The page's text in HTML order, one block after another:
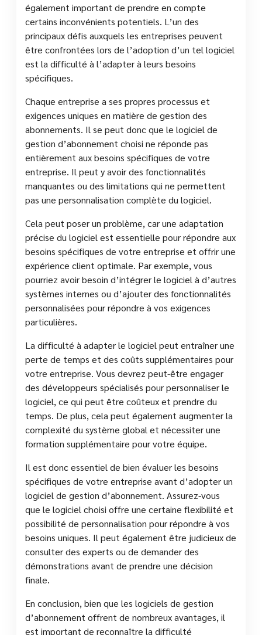
également important de prendre en compte
certains inconvénients potentiels. L’un des
principaux défis auxquels les entreprises peuvent
être confrontées lors de l’adoption d’un tel logiciel
est la difficulté à l’adapter à leurs besoins
spécifiques.
Chaque entreprise a ses propres processus et
exigences uniques en matière de gestion des
abonnements. Il se peut donc que le logiciel de
gestion d’abonnement choisi ne réponde pas
entièrement aux besoins spécifiques de votre
entreprise. Il peut y avoir des fonctionnalités
manquantes ou des limitations qui ne permettent
pas une personnalisation complète du logiciel.
Cela peut poser un problème, car une adaptation
précise du logiciel est essentielle pour répondre aux
besoins spécifiques de votre entreprise et offrir une
expérience client optimale. Par exemple, vous
pourriez avoir besoin d’intégrer le logiciel à d’autres
systèmes internes ou d’ajouter des fonctionnalités
personnalisées pour répondre à vos exigences
particulières.
La difficulté à adapter le logiciel peut entraîner une
perte de temps et des coûts supplémentaires pour
votre entreprise. Vous devrez peut-être engager
des développeurs spécialisés pour personnaliser le
logiciel, ce qui peut être coûteux et prendre du
temps. De plus, cela peut également augmenter la
complexité du système global et nécessiter une
formation supplémentaire pour votre équipe.
Il est donc essentiel de bien évaluer les besoins
spécifiques de votre entreprise avant d’adopter un
logiciel de gestion d’abonnement. Assurez-vous
que le logiciel choisi offre une certaine flexibilité et
possibilité de personnalisation pour répondre à vos
besoins uniques. Il peut également être judicieux de
consulter des experts ou de demander des
démonstrations avant de prendre une décision
finale.
En conclusion, bien que les logiciels de gestion
d’abonnement offrent de nombreux avantages, il
est important de reconnaître la difficulté